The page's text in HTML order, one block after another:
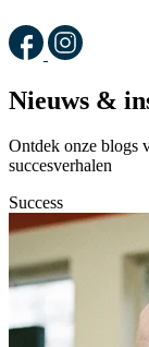
Nieuws &
Ontdek onze blogs
succesverhalen
Success